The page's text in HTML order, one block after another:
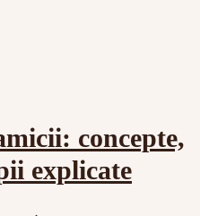
concepte,
explicate